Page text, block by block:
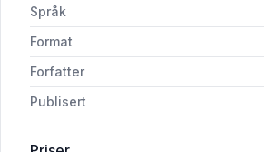
Språk
Format
Forfatter
Publisert